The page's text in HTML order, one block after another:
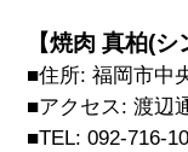
【焼肉 真柏(シ
■住所: 福岡市中
■アクセス: 渡辺
■TEL: 092-716-